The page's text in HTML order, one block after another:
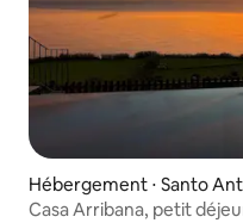
Hébergement ⋅ Santo
Casa Arribana, petit